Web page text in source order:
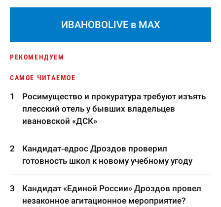
ИВАНОВОLIVE в MAX
РЕКОМЕНДУЕМ
САМОЕ ЧИТАЕМОЕ
Росимущество и прокуратура требуют изъять
плесский отель у бывших владельцев
ивановской «ДСК»
Кандидат-едрос Дроздов проверил
готовность школ к новому учебному угоду
Кандидат «Единой России» Дроздов провел
незаконное агитационное мероприятие?